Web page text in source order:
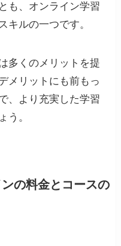
も、オンライン学習
キルの一つです。
多くのメリットを提
メリットにも前もっ
、より充実した学習
う。
の料金とコースの